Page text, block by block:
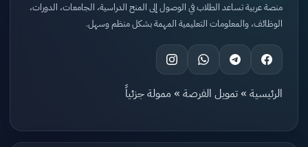
منصة عربية تساعد الطلاب في الوصول إلى المنح الدراسية، الجامعات، الدورات،
الوظائف، والمعلومات التعليمية المهمة بشكل منظم وسهل.
الرئيسية » تمويل الفرصة » ممولة جزئياً